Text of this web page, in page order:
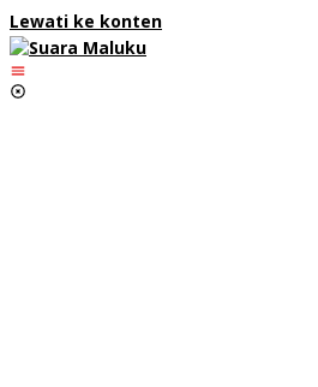
Lewati ke konten